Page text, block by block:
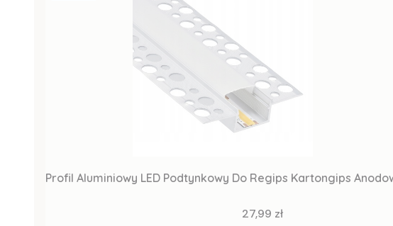
Profil Aluminiowy LED Podtynkowy Do Regips Kartongips
Cena
27,99 zł